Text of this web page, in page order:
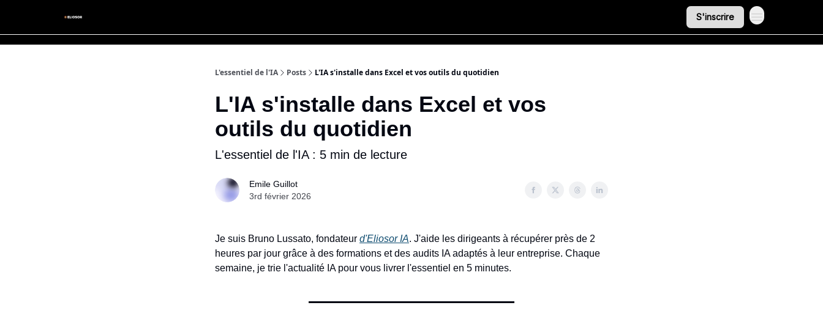
S'inscrire
L'essentiel de l'IA Posts L'IA s'installe dans Excel et vos outils du quotidien
L'IA s'installe dans Excel et vos
outils du quotidien
L'essentiel de l'IA : 5 min de lecture
Emile Guillot
3rd février 2026
Je suis Bruno Lussato, fondateur d'Eliosor IA. J'aide les dirigeants à récupérer près de 2
heures par jour grâce à des formations et des audits IA adaptés à leur entreprise. Chaque
semaine, je trie l'actualité IA pour vous livrer l'essentiel en 5 minutes.